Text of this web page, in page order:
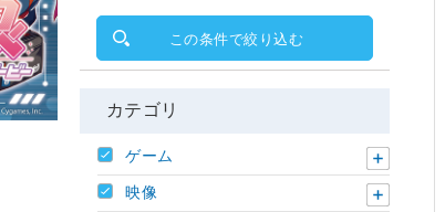
この条件で絞り込む
カテゴリ
ゲーム
映像